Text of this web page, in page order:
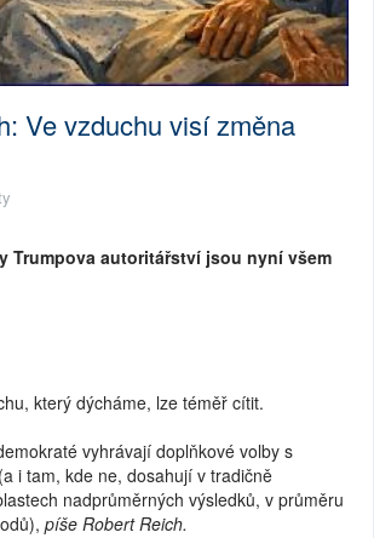
Ve vzduchu visí změna
Trumpova autoritářství jsou nyní všem
který dýcháme, lze téměř cítit.
vyhrávají doplňkové volby s
i tam, kde ne, dosahují v tradičně
nadprůměrných výsledků, v průměru
píše Robert Reich.